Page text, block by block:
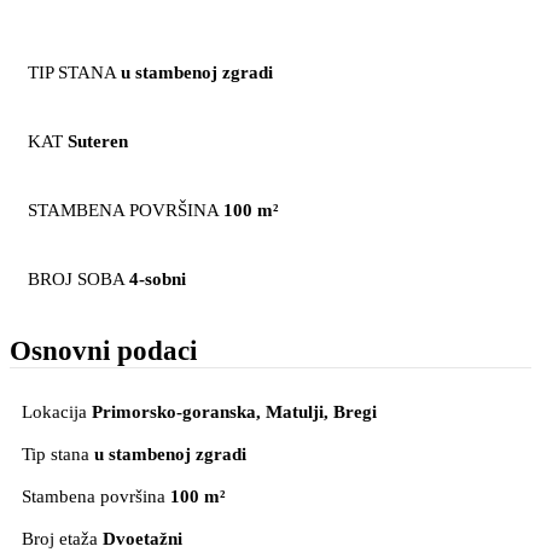
TIP STANA u stambenoj zgradi
KAT Suteren
STAMBENA POVRŠINA 100 m²
BROJ SOBA 4-sobni
Osnovni podaci
Lokacija Primorsko-goranska, Matulji, Bregi
Tip stana u stambenoj zgradi
Stambena površina 100 m²
Broj etaža Dvoetažni